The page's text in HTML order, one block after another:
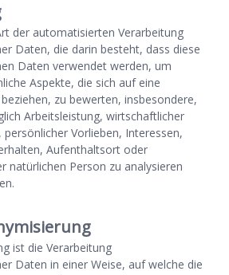
der automatisierten Verarbeitung
Daten, die darin besteht, dass diese
Daten verwendet werden, um
Aspekte, die sich auf eine
zu bewerten, insbesondere,
Arbeitsleistung, wirtschaftlicher
persönlicher Vorlieben, Interessen,
Aufenthaltsort oder
natürlichen Person zu analysieren
ist die Verarbeitung
Daten in einer Weise, auf welche die